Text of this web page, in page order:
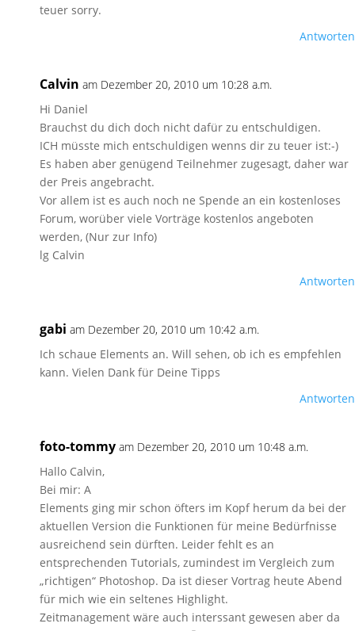
teuer sorry.
Antworten
Calvin am Dezember 20, 2010 um 10:28 a.m.
Hi Daniel
Brauchst du dich doch nicht dafür zu entschuldigen.
ICH müsste mich entschuldigen wenns dir zu teuer ist:-)
Es haben aber genügend Teilnehmer zugesagt, daher war
der Preis angebracht.
Vor allem ist es auch noch ne Spende an ein kostenloses
Forum, worüber viele Vorträge kostenlos angeboten
werden, (Nur zur Info)
lg Calvin
Antworten
gabi am Dezember 20, 2010 um 10:42 a.m.
Ich schaue Elements an. Will sehen, ob ich es empfehlen
kann. Vielen Dank für Deine Tipps
Antworten
foto-tommy am Dezember 20, 2010 um 10:48 a.m.
Hallo Calvin,
Bei mir: A
Elements ging mir schon öfters im Kopf herum da bei der
aktuellen Version die Funktionen für meine Bedürfnisse
ausreichend sein dürften. Leider fehlt es an
entsprechenden Tutorials, zumindest im Vergleich zum
„richtigen“ Photoshop. Da ist dieser Vortrag heute Abend
für mich wie ein seltenes Highlight.
Zeitmanagement wäre auch interssant gewesen aber da